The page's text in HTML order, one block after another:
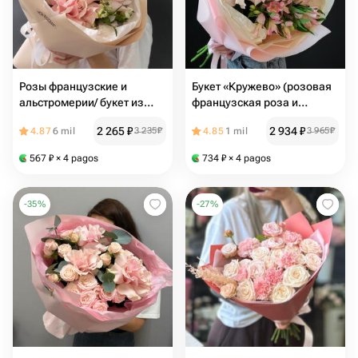
Розы французские и
альстромерии/ букет из
альстромерий
4.876 mil 2 265₽3 235₽
567 ₽ × 4 pagos
Букет «Кружево» (розовая
французская роза и
4.85 1 mil 2 934₽3 965₽
734 ₽ × 4 pagos
-35% -27%